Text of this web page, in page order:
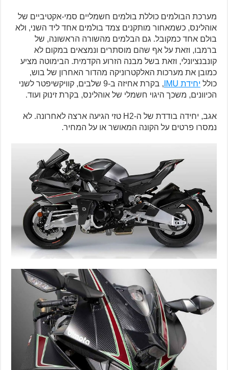
מערכת הבולמים כוללת בולמים חשמליים סמי-אקטיביים של
אוהלינס, כשמאחור מותקנים צמד בולמים אחד ליד השני, ולא
בולם אחד כמקובל. גם הבלמים מהשורה הראשונה, של
ברמבו, וזאת על אף שהם מוסתרים ונמצאים במקום לא
קונבנציונלי, וזאת בשל מבנה הזרוע הקדמית. הבימוטה מציע
כמובן את מערכות האלקטרוניקה מהדור האחרון של בוש,
כולל יחידת IMU
, בקרת אחיזה ב-9 שלבים, קוויקשיפטר לשני
הכיוונים, משכך היגוי חשמלי של אוהלינס, בקרת זינוק ועוד.
אגב, יחידה בודדת של ה-H2 טזי הגיעה ארצה לאחרונה. לא
נמסרו פרטים על הקונה המאושר או על המחיר.